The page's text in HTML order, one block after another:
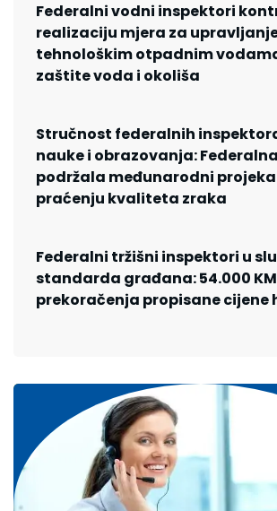
Federalni vodni inspektori
realizaciju mjera za
tehnološkim otpadnim
zaštite voda i okoliša
Stručnost federalnih
nauke i obrazovanja:
podržala međunarodni
praćenju kvaliteta zraka
Federalni tržišni inspektori u
standarda građana: 54.000
prekoračenja propisane cijene